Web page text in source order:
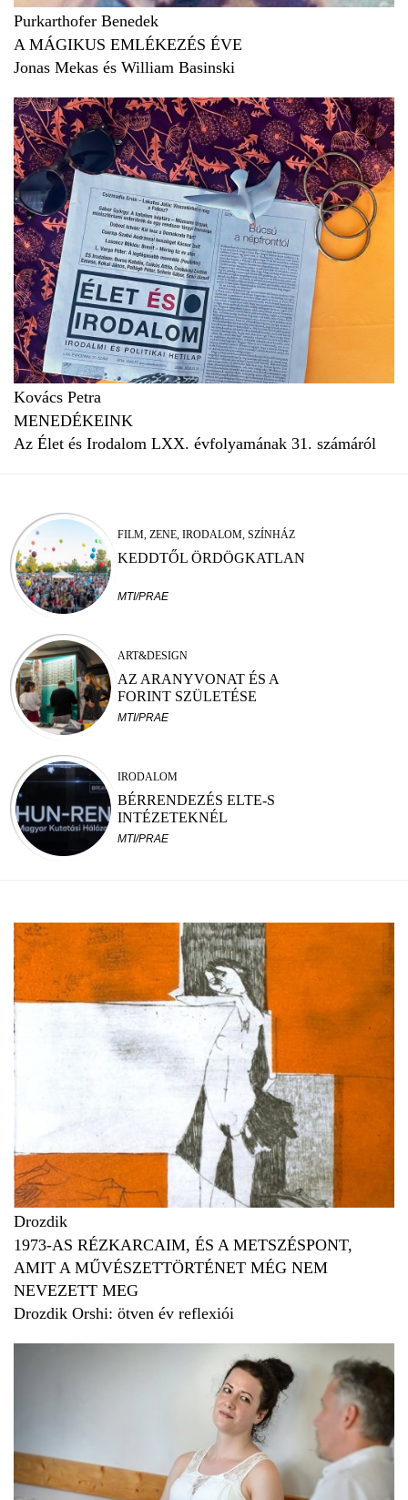
Purkarthofer Benedek
A MÁGIKUS EMLÉKEZÉS ÉVE
Jonas Mekas és William Basinski
Kovács Petra
MENEDÉKEINK
Az Élet és Irodalom LXX. évfolyamának 31. számáról
FILM, ZENE, IRODALOM, SZÍNHÁZ
KEDDTŐL ÖRDÖGKATLAN
MTI/PRAE
ART&DESIGN
AZ ARANYVONAT ÉS A
FORINT SZÜLETÉSE
MTI/PRAE
IRODALOM
BÉRRENDEZÉS ELTE-S
INTÉZETEKNÉL
MTI/PRAE
Drozdik
1973-AS RÉZKARCAIM, ÉS A METSZÉSPONT,
AMIT A MŰVÉSZETTÖRTÉNET MÉG NEM
NEVEZETT MEG
Drozdik Orshi: ötven év reflexiói